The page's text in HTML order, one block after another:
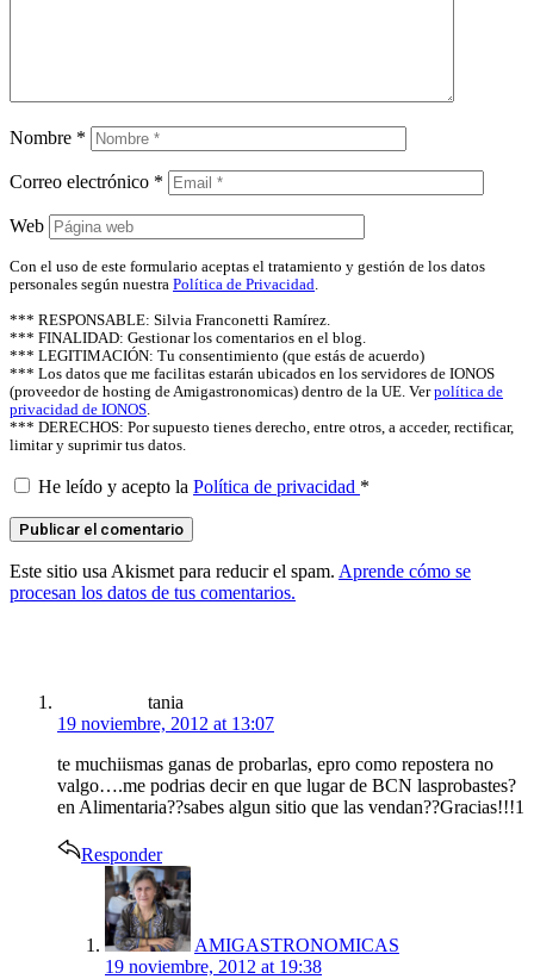
Nombre *
Correo electrónico *
Web
Con el uso de este formulario aceptas el tratamiento y gestión de los datos
personales según nuestra Política de Privacidad.
*** RESPONSABLE: Silvia Franconetti Ramírez.
*** FINALIDAD: Gestionar los comentarios en el blog.
*** LEGITIMACIÓN: Tu consentimiento (que estás de acuerdo)
*** Los datos que me facilitas estarán ubicados en los servidores de IONOS
(proveedor de hosting de Amigastronomicas) dentro de la UE. Verpolítica de
privacidad de IONOS.
*** DERECHOS: Por supuesto tienes derecho, entre otros, a acceder, rectificar,
limitar y suprimir tus datos.
He leído y acepto la Política de privacidad *
Este sitio usa Akismet para reducir el spam. Aprende cómo se
procesan los datos de tus comentarios.
tania
19 noviembre, 2012 at 13:07
te muchiismas ganas de probarlas, epro como repostera no
valgo….me podrias decir en que lugar de BCN lasprobastes?
en Alimentaria??sabes algun sitio que las vendan??Gracias!!!1
Responder
says:
AMIGASTRONOMICAS
19 noviembre, 2012 at 19:38